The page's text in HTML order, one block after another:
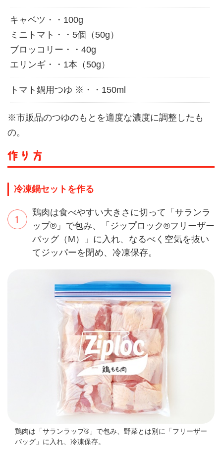
キャベツ・・100g
ミニトマト・・5個（50g）
ブロッコリー・・40g
エリンギ・・1本（50g）
トマト鍋用つゆ ※・・150ml
※市販品のつゆのもとを適度な濃度に調整したも
の。
冷凍鍋セットを作る
鶏肉は食べやすい大きさに切って「サランラ
ップ®」で包み、「ジップロック®フリーザー
バッグ（M）」に入れ、なるべく空気を抜い
てジッパーを閉め、冷凍保存。
鶏肉は「サランラップ®」で包み、野菜とは別に「フリーザー
バッグ」に入れ、冷凍保存。